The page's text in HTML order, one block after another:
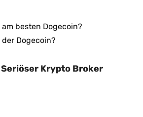
besten Dogecoin?
Dogecoin?
Krypto Broker